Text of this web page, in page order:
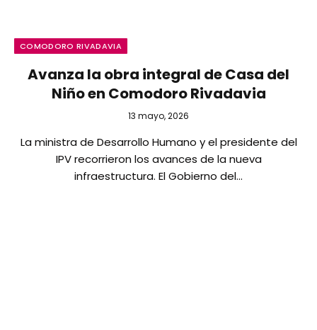
COMODORO RIVADAVIA
Avanza la obra integral de Casa del
Niño en Comodoro Rivadavia
13 mayo, 2026
La ministra de Desarrollo Humano y el presidente del
IPV recorrieron los avances de la nueva
infraestructura. El Gobierno del…